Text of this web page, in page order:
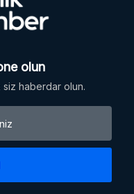
olun
siz haberdar olun.